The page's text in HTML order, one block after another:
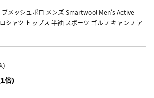
ブメッシュポロ メンズ Smartwool Men's Active
シャツ トップス 半袖 スポーツ ゴルフ キャンプ ア
倍)